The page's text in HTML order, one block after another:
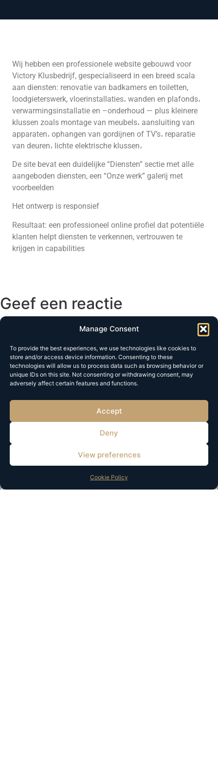
Manage Consent
To provide the best experiences, we use technologies like cookies to
store and/or access device information. Consenting to these
technologies will allow us to process data such as browsing behavior or
unique IDs on this site. Not consenting or withdrawing consent, may
adversely affect certain features and functions.
Accept
Deny
View preferences
Cookie Policy
Wij hebben een professionele website gebouwd voor
Victory Klusbedrijf, gespecialiseerd in een breed scala
aan diensten: renovatie van badkamers en toiletten,
loodgieterswerk, vloerinstallaties، wanden en plafonds،
verwarmingsinstallatie en –onderhoud — plus kleinere
klussen zoals montage van meubels، aansluiting van
apparaten، ophangen van gordijnen of TV’s، reparatie
van deuren، lichte elektrische klussen،
De site bevat een duidelijke “Diensten” sectie met alle
aangeboden diensten, een “Onze werk” galerij met
voorbeelden
Het ontwerp is responsief
Resultaat: een professioneel online profiel dat potentiële
klanten helpt diensten te verkennen, vertrouwen te
krijgen in capabilities
Geef een reactie
Je e-mailadres wordt niet gepubliceerd.
Vereiste velden
Reactie*